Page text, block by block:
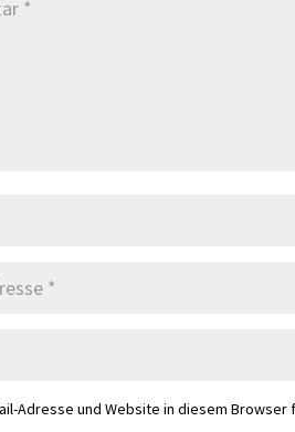
Adresse und Website in diesem